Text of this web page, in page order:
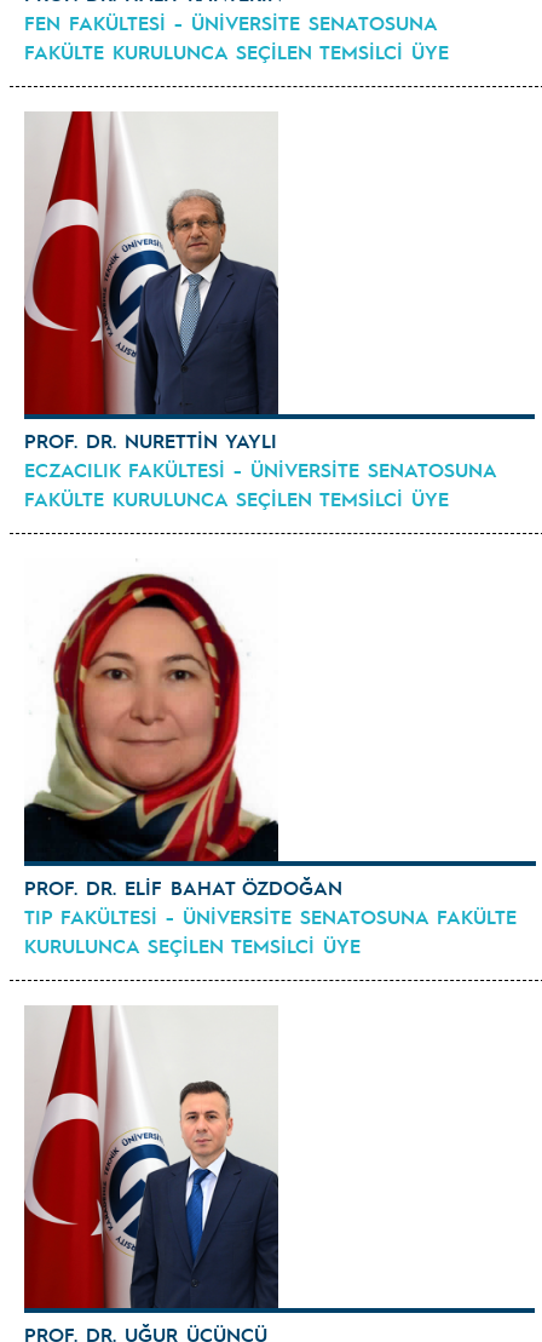
FEN FAKÜLTESİ - ÜNİVERSİTE SENATOSUNA
FAKÜLTE KURULUNCA SEÇİLEN TEMSİLCİ ÜYE
PROF. DR. NURETTİN YAYLI
ECZACILIK FAKÜLTESİ - ÜNİVERSİTE SENATOSUNA
FAKÜLTE KURULUNCA SEÇİLEN TEMSİLCİ ÜYE
PROF. DR. ELİF BAHAT ÖZDOĞAN
TIP FAKÜLTESİ - ÜNİVERSİTE SENATOSUNA FAKÜLTE
KURULUNCA SEÇİLEN TEMSİLCİ ÜYE
PROF. DR. UĞUR ÜÇÜNCÜ